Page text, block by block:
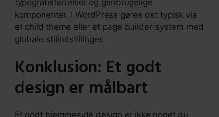
typografistørrelser og genbrugelige
komponenter. I WordPress gøres det typisk via
et child theme eller et page builder-system med
globale stilindstillinger.
Konklusion: Et godt
design er målbart
Et godt hjemmeside design er ikke noget du